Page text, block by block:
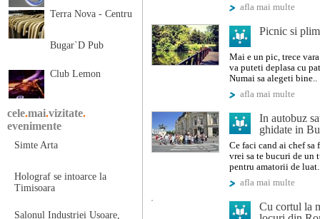
Terra Nova - Centru
Bugar`D Pub
Club Lemon
cele.mai.vizitate.
evenimente
Simte Arta
Holograf se intoarce la
Timisoara
Salonul Industriei Usoare,
afla mai multe
Picnic si
Mai e un pic, trece
va puteti deplasa cu
Numai sa alegeti bine..
afla mai multe
In autobuz
ghidate in
Ce faci cand ai chef
vrei sa te bucuri de un
pentru amatorii de
afla mai multe
Cu cortul la